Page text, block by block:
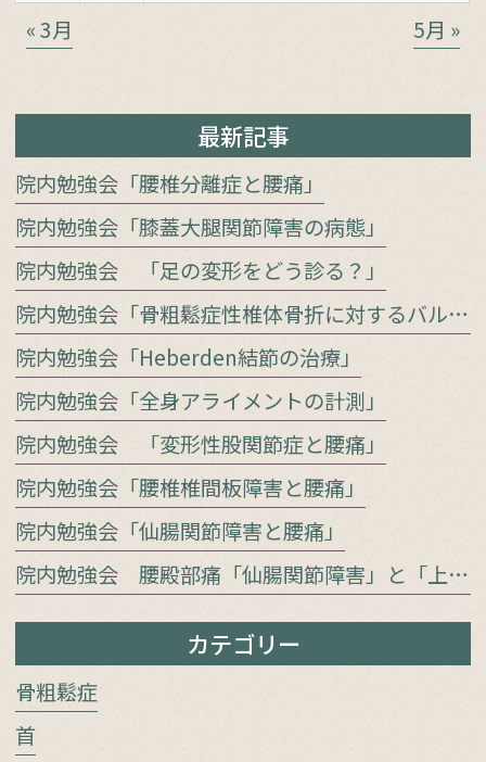
« 3月 5月 »
最新記事
院内勉強会「腰椎分離症と腰痛」
院内勉強会「膝蓋大腿関節障害の病態」
院内勉強会 「足の変形をどう診る？」
院内勉強会「骨粗鬆症性椎体骨折に対するバルーン椎体形成術」
院内勉強会「Heberden結節の治療」
院内勉強会「全身アライメントの計測」
院内勉強会 「変形性股関節症と腰痛」
院内勉強会「腰椎椎間板障害と腰痛」
院内勉強会「仙腸関節障害と腰痛」
院内勉強会 腰殿部痛「仙腸関節障害」と「上殿皮神経／中殿皮神経障害」をどう見極めるか
カテゴリー
骨粗鬆症
首